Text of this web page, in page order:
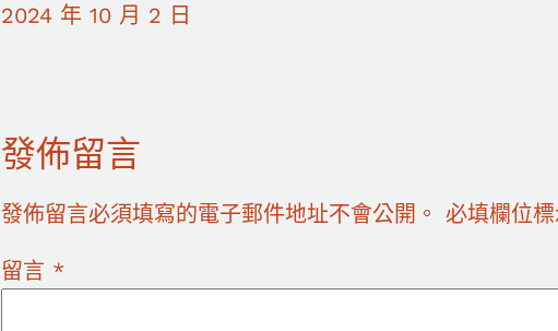
2024 年 10 月 2 日
發佈留言
發佈留言必須填寫的電子郵件地址不會公開。 必填欄位
留言 *